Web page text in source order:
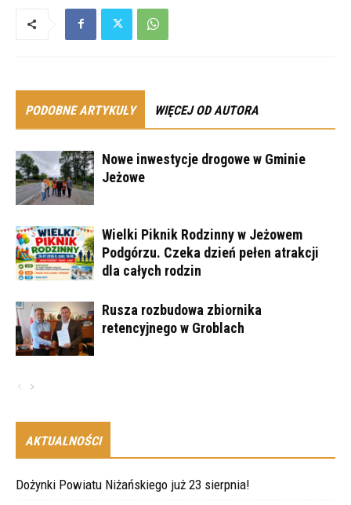
PODOBNE ARTYKUŁY WIĘCEJ OD AUTORA
Nowe inwestycje drogowe w Gminie
Jeżowe
Wielki Piknik Rodzinny w Jeżowem
Podgórzu. Czeka dzień pełen atrakcji
dla całych rodzin
Rusza rozbudowa zbiornika
retencyjnego w Groblach
AKTUALNOŚCI
Dożynki Powiatu Niżańskiego już 23 sierpnia!